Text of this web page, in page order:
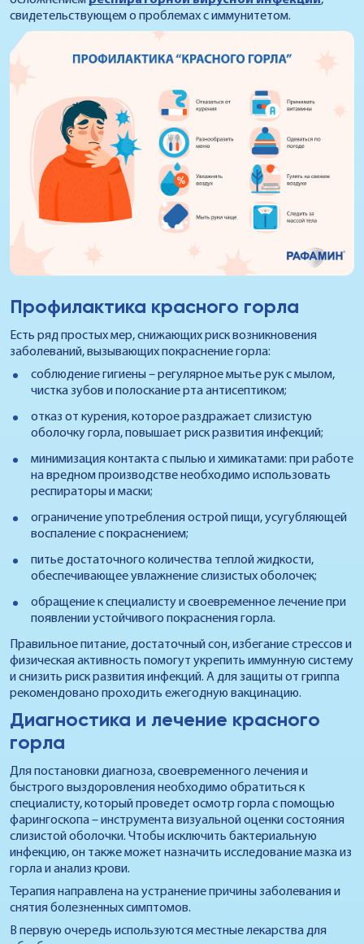
свидетельствующем о проблемах с иммунитетом.
Профилактика красного горла
Есть ряд простых мер, снижающих риск возникновения
заболеваний, вызывающих покраснение горла:
соблюдение гигиены – регулярное мытье рук с мылом,
чистка зубов и полоскание рта антисептиком;
отказ от курения, которое раздражает слизистую
оболочку горла, повышает риск развития инфекций;
минимизация контакта с пылью и химикатами: при работе
на вредном производстве необходимо использовать
респираторы и маски;
ограничение употребления острой пищи, усугубляющей
воспаление с покраснением;
питье достаточного количества теплой жидкости,
обеспечивающее увлажнение слизистых оболочек;
обращение к специалисту и своевременное лечение при
появлении устойчивого покраснения горла.
Правильное питание, достаточный сон, избегание стрессов и
физическая активность помогут укрепить иммунную систему
и снизить риск развития инфекций. А для защиты от гриппа
рекомендовано проходить ежегодную вакцинацию.
Диагностика и лечение красного
горла
Для постановки диагноза, своевременного лечения и
быстрого выздоровления необходимо обратиться к
специалисту, который проведет осмотр горла с помощью
фарингоскопа – инструмента визуальной оценки состояния
слизистой оболочки. Чтобы исключить бактериальную
инфекцию, он также может назначить исследование мазка из
горла и анализ крови.
Терапия направлена на устранение причины заболевания и
снятия болезненных симптомов.
В первую очередь используются местные лекарства для